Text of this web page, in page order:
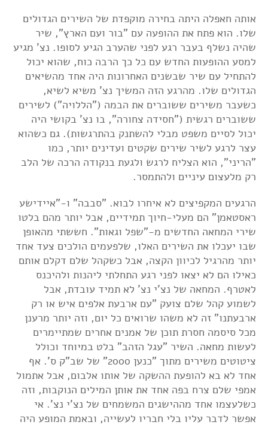
אותה חאפלה היתה בחירה מוקפדת של השירים הגדולים
שלו. הוא פתח את ההופעה עם "בור ועם הארץ", שיר
שהיה נשלף בעבר רגע לפני שהערב הגיע לסופו. נצ' מגיע
למסע ההופעות החדש עם כל כך הרבה כוח, שהוא יכול
להתחיל עם שיר שבשנים האחרונות היה אחד מהשיאים
הגדולים שלו. מהרגע הזה המשיך נצ' משיא לשיא,
כשעבר משירים ששוברים את הבמה ("הללויה") לשירים
ששוברים רגשית ("חסידה צחורה", בו נצ' בקושי היה
יכול לסיים משפט מבלי להשתנק בהתרגשות). גם כשהוא
עצר לרגע לשיר שירים שקטים ועדינים יותר, כמו
"הריני", הוא הצליח לרגש ולגעת בנקודה הרכה של הלב
רק מלעצום עיניים ולהתמסר.
הרגעים המקפיצים לא איחרו לבוא. "סבבה" ו-"איידישע
ראסטאמן" הם מעלי-חיוך תמידיים, אבל יותר מהם בלטו
שירי המחאה החדשים מ-"שפל וגאות". חששתי מהאופן
שבו יעכלו את השירים האלו, שלפעמים הולכים צעד אחד
יותר מהרגיל לכיוון הקצה, אבל כשקהל שלם דקלם אותם
כאילו הם לא יצאו לפני רגע התחלתי ליהנות ולהיכנס
לאטרף. המחאה של נצ'י נצ' לא תמיד עובדת, אבל
לשמוע קהל שלם צועק "עם ארבעת אלפים איש או רק
ארבעתנו" זה לא משהו שרואים כל יום, וזה יותר מרענן
מכל סיסמה חסרת תוכן של אמנים אחרים שמתיימרים
לעשות מחאה. השיר "עגל הזהב" בלט במיוחד וכולל
ציטוטים משירים מתוך "כנען 2000" של שב"ק ס'. אף
אחד לא בא להופעת ההשקה של אותו אלבום, אבל אתמול
אמפי שלם צרח בפה אחד את אותן המילים הנוקבות, וזה
כשלעצמו אחד מההישגים המשמחים של נצ'י נצ'. אי
אפשר לדבר עליו בלי חבריו לעשייה, ובאמת המופע היה